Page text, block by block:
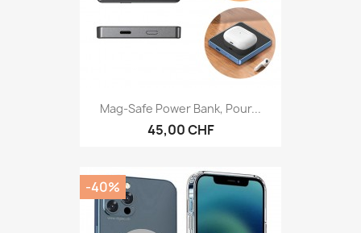
Mag-Safe Power Bank, Pour...
45,00 CHF
-40%